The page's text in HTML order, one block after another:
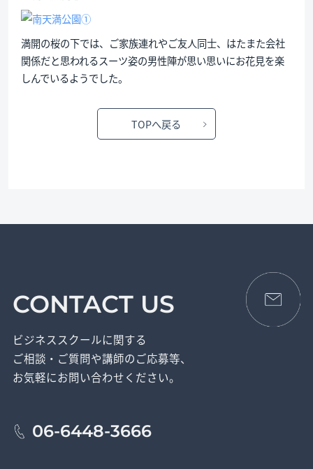
満開の桜の下では、ご家族連れやご友人同士、はたまた会社
関係だと思われるスーツ姿の男性陣が思い思いにお花見を楽
しんでいるようでした。
TOPへ戻る
CONTACT US
ビジネススクールに関する
ご相談・ご質問や講師のご応募等、
お気軽にお問い合わせください。
06-6448-3666